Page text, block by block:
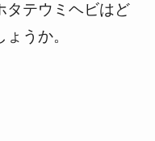
タテウミヘビはど
うか。